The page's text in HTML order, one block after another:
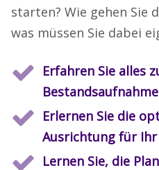
starten? Wie gehen Sie
was müssen Sie dabei
Erfahren Sie alles
Bestandsaufnahme
Erlernen Sie die
Ausrichtung für
Lernen Sie, die